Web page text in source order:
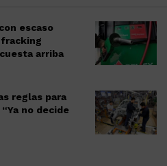
escaso
arriba
reglas para
no decide